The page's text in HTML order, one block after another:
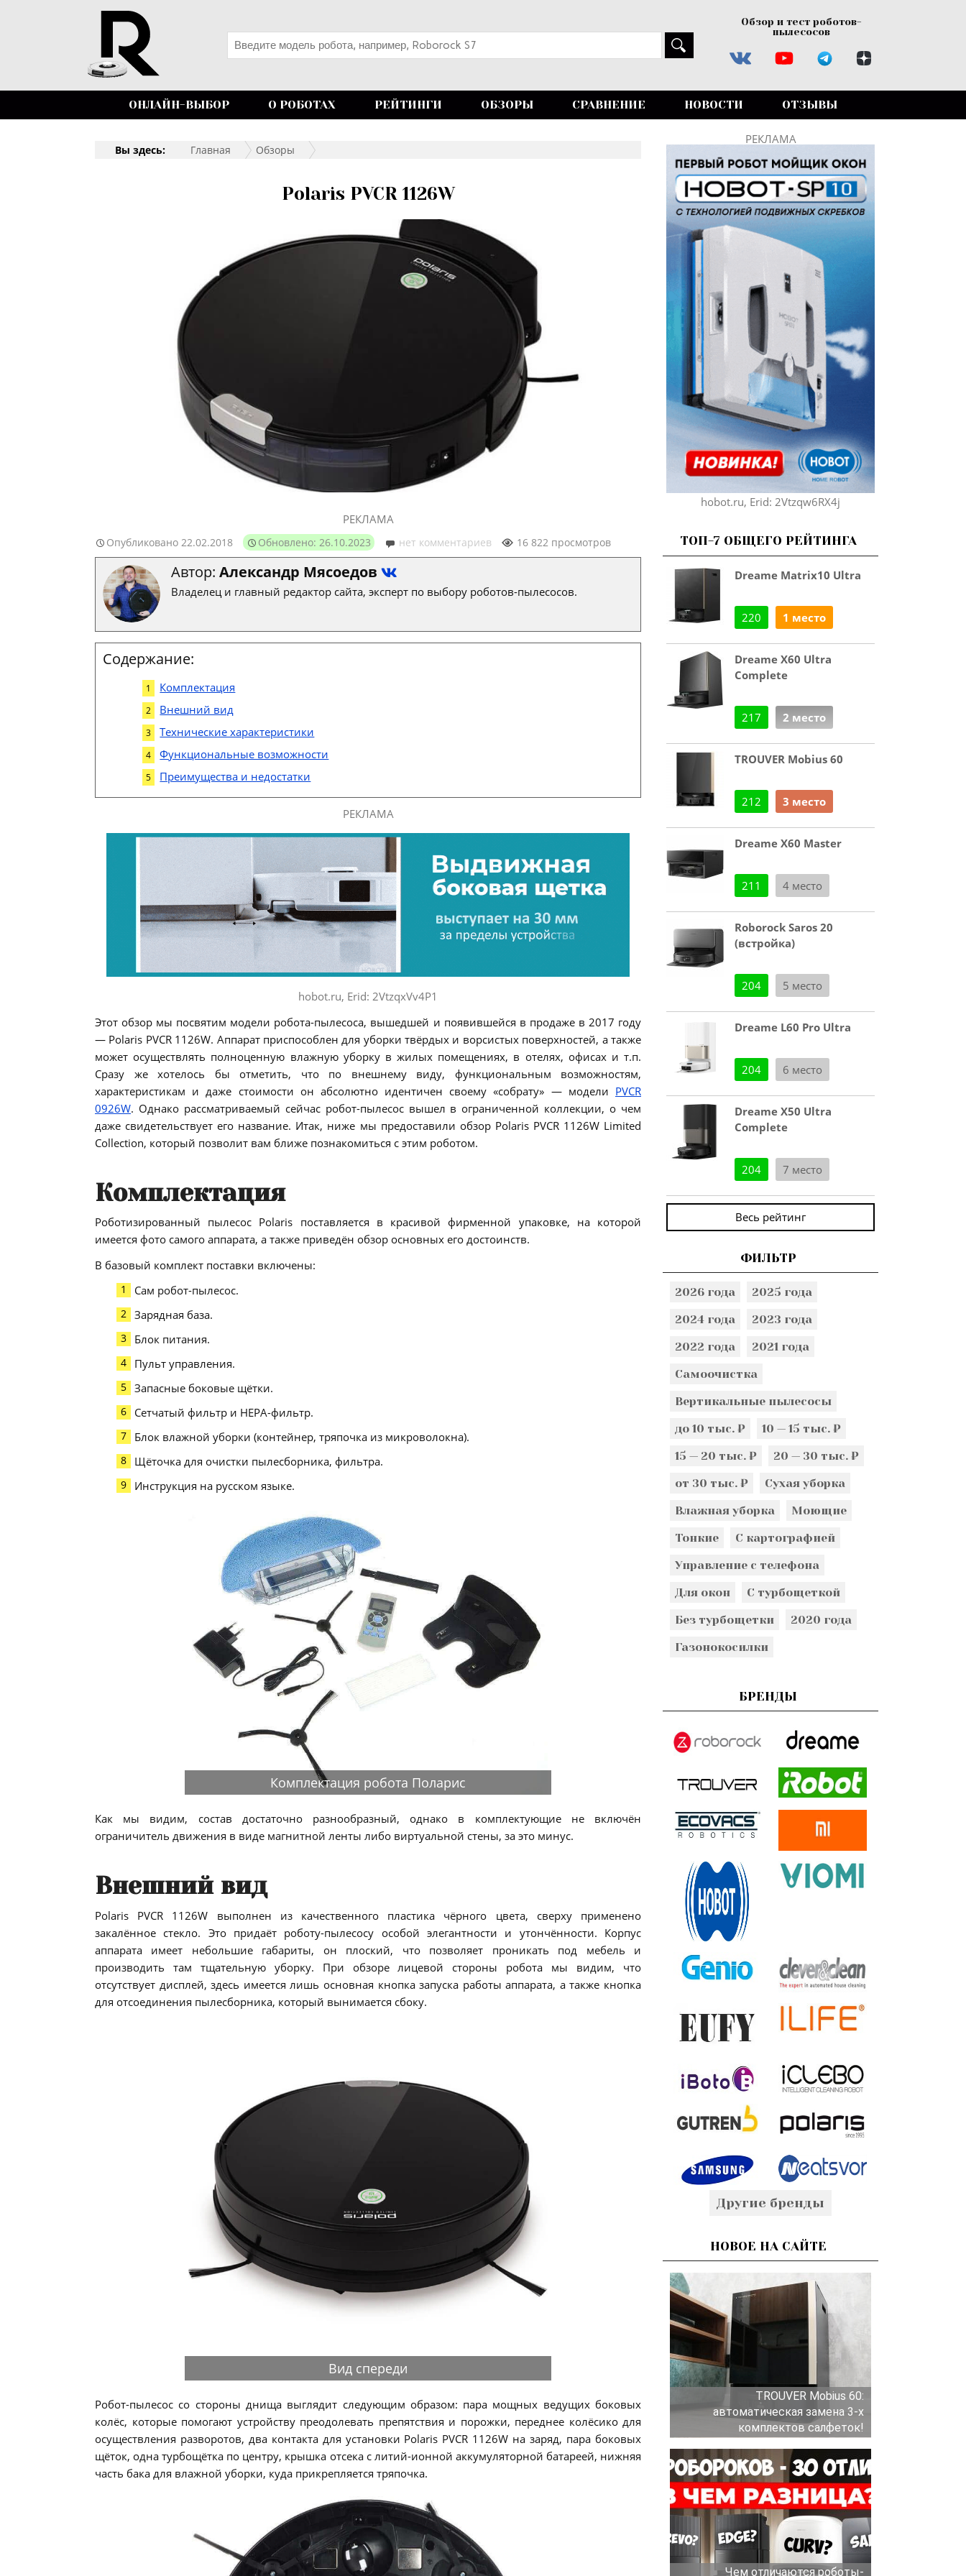
Обзор и тест роботов-
пылесосов
ОНЛАЙН-ВЫБОР О РОБОТАХ РЕЙТИНГИ ОБЗОРЫ СРАВНЕНИЕ НОВОСТИ ОТЗЫВЫ
Вы здесь: Главная Обзоры
Polaris PVCR 1126W
РЕКЛАМА
Опубликовано 22.02.2018 Обновлено: 26.10.2023 нет комментариев 16 822 просмотров
Автор: Александр Мясоедов
Владелец и главный редактор сайта, эксперт по выбору роботов-пылесосов.
Содержание:
Комплектация
Внешний вид
Технические характеристики
Функциональные возможности
Преимущества и недостатки
РЕКЛАМА
hobot.ru, Erid: 2VtzqxVv4P1
Этот обзор мы посвятим модели робота-пылесоса, вышедшей и появившейся в продаже в 2017 году
— Polaris PVCR 1126W. Аппарат приспособлен для уборки твёрдых и ворсистых поверхностей, а также
может осуществлять полноценную влажную уборку в жилых помещениях, в отелях, офисах и т.п.
Сразу же хотелось бы отметить, что по внешнему виду, функциональным возможностям,
характеристикам и даже стоимости он абсолютно идентичен своему «собрату» — модели PVCR
0926W. Однако рассматриваемый сейчас робот-пылесос вышел в ограниченной коллекции, о чем
даже свидетельствует его название. Итак, ниже мы предоставили обзор Polaris PVCR 1126W Limited
Collection, который позволит вам ближе познакомиться с этим роботом.
Комплектация
Роботизированный пылесос Polaris поставляется в красивой фирменной упаковке, на которой
имеется фото самого аппарата, а также приведён обзор основных его достоинств.
В базовый комплект поставки включены:
Сам робот-пылесос.
Зарядная база.
Блок питания.
Пульт управления.
Запасные боковые щётки.
Сетчатый фильтр и НЕРА-фильтр.
Блок влажной уборки (контейнер, тряпочка из микроволокна).
Щёточка для очистки пылесборника, фильтра.
Инструкция на русском языке.
Комплектация робота Поларис
Как мы видим, состав достаточно разнообразный, однако в комплектующие не включён
ограничитель движения в виде магнитной ленты либо виртуальной стены, за это минус.
Внешний вид
Polaris PVCR 1126W выполнен из качественного пластика чёрного цвета, сверху применено
закалённое стекло. Это придаёт роботу-пылесосу особой элегантности и утончённости. Корпус
аппарата имеет небольшие габариты, он плоский, что позволяет проникать под мебель и
производить там тщательную уборку. При обзоре лицевой стороны робота мы видим, что
отсутствует дисплей, здесь имеется лишь основная кнопка запуска работы аппарата, а также кнопка
для отсоединения пылесборника, который вынимается сбоку.
Вид спереди
Робот-пылесос со стороны днища выглядит следующим образом: пара мощных ведущих боковых
колёс, которые помогают устройству преодолевать препятствия и порожки, переднее колёсико для
осуществления разворотов, два контакта для установки Polaris PVCR 1126W на заряд, пара боковых
щёток, одна турбощётка по центру, крышка отсека с литий-ионной аккумуляторной батареей, нижняя
часть бака для влажной уборки, куда прикрепляется тряпочка.
РЕКЛАМА
hobot.ru, Erid: 2Vtzqw6RX4j
ТОП-7 ОБЩЕГО РЕЙТИНГА
Dreame Matrix10 Ultra
220 1 место
Dreame X60 Ultra
Complete
217 2 место
TROUVER Mobius 60
212 3 место
Dreame X60 Master
211 4 место
Roborock Saros 20
(встройка)
204 5 место
Dreame L60 Pro Ultra
204 6 место
Dreame X50 Ultra
Complete
204 7 место
Весь рейтинг
ФИЛЬТР
2026 года
2025 года
2024 года
2023 года
2022 года
2021 года
Самоочистка
Вертикальные пылесосы
до 10 тыс. ₽
10 — 15 тыс. ₽
15 — 20 тыс. ₽
20 — 30 тыс. ₽
от 30 тыс. ₽
Сухая уборка
Влажная уборка
Моющие
Тонкие
С картографией
Управление с телефона
Для окон
С турбощеткой
Без турбощетки
2020 года
Газонокосилки
БРЕНДЫ
Другие бренды
НОВОЕ НА САЙТЕ
TROUVER Mobius 60:
автоматическая замена 3-х
комплектов салфеток!
Чем отличаются роботы-